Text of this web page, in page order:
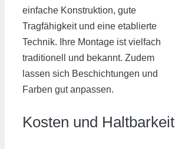
einfache Konstruktion, gute
Tragfähigkeit und eine etablierte
Technik. Ihre Montage ist vielfach
traditionell und bekannt. Zudem
lassen sich Beschichtungen und
Farben gut anpassen.
Kosten und Haltbarkeit